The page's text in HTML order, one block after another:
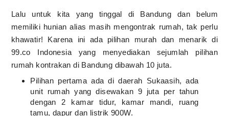
Lalu untuk kita yang tinggal di Bandung dan belum
memiliki hunian alias masih mengontrak rumah, tak perlu
khawatir! Karena ini ada pilihan murah dan menarik di
99.co Indonesia yang menyediakan sejumlah pilihan
rumah kontrakan di Bandung dibawah 10 juta.
Pilihan pertama ada di daerah Sukaasih, ada
unit rumah yang disewakan 9 juta per tahun
dengan 2 kamar tidur, kamar mandi, ruang
tamu, dapur dan listrik 900W.